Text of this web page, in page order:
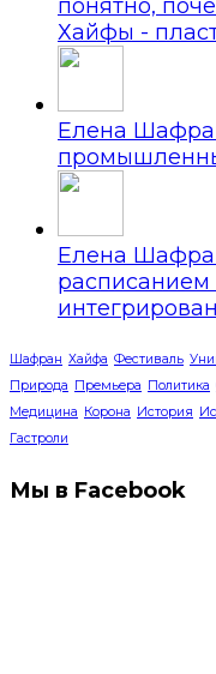
понятно,
Хайфы -
Елена
Елена
расписанием
Шафран Хайфа Фестиваль
Природа Премьера Политика
Медицина Корона История
Гастроли
Мы в Facebook